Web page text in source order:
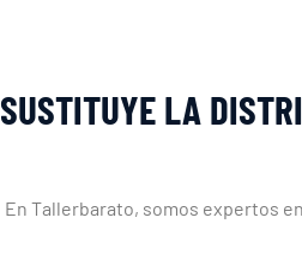
SUSTITUYE LA
En Tallerbarato, somos expertos